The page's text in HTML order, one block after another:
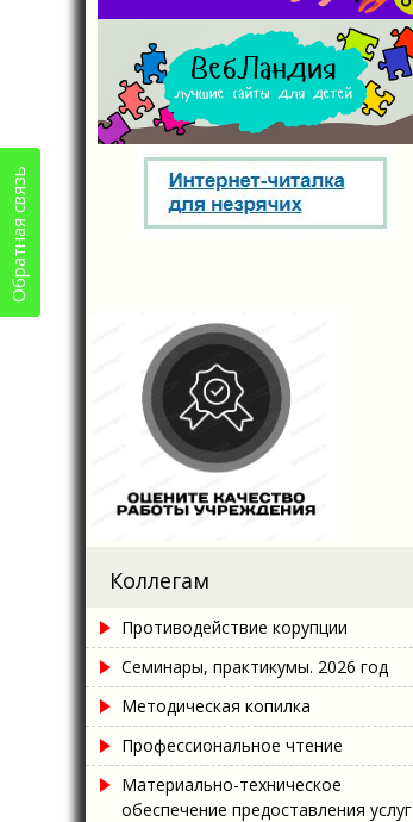
Коллегам
Противодействие корупции
Семинары, практикумы. 2026 год
Методическая копилка
Профессиональное чтение
Материально-техническое
обеспечение предоставления услуг
Обратная связь